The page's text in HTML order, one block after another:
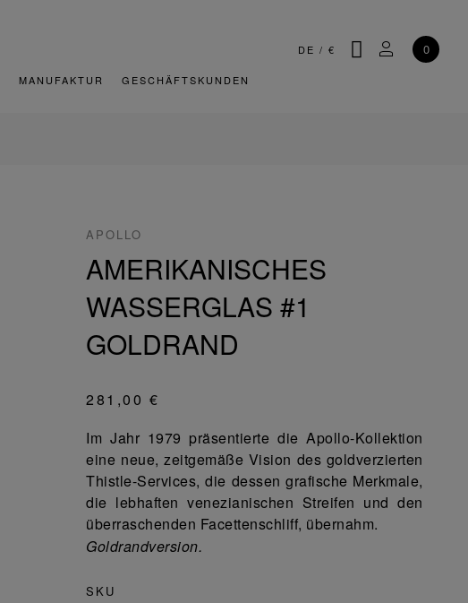
DE / € SUCHEMEIN
0
MANUFAKTUR GESCHÄFTSKUNDEN
APOLLO
AMERIKANISCHES
WASSERGLAS #1
GOLDRAND
281,00 €
Im Jahr 1979 präsentierte die Apollo-Kollektion
eine neue, zeitgemäße Vision des goldverzierten
Thistle-Services, die dessen grafische Merkmale,
die lebhaften venezianischen Streifen und den
überraschenden Facettenschliff, übernahm.
Goldrandversion.
SKU